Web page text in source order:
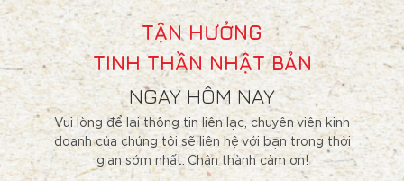
TẬN HƯỞNG
TINH THẦN NHẬT BẢN
NGAY HÔM NAY
Vui lòng để lại thông tin liên lạc, chuyên viên kinh
doanh của chúng tôi sẽ liên hệ với bạn trong thời
gian sớm nhất. Chân thành cảm ơn!